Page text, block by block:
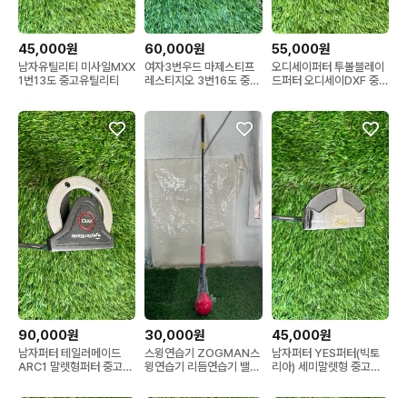
45,000원
남자유틸리티 미사일MXX
1번13도 중고유틸리티
60,000원
여자3번우드 마제스티프
레스티지오 3번16도 중고
55,000원
오디세이퍼터 투볼블레이
드퍼터 오디세이DXF 중고
90,000원
남자퍼터 테일러메이드
ARC1 말렛형퍼터 중고퍼
30,000원
스윙연습기 ZOGMAN스
윙연습기 리듬연습기 밸런
45,000원
남자퍼터 YES퍼터(빅토
리아) 세미말렛형 중고퍼